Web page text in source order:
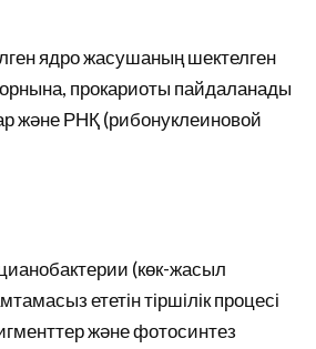
ядро жасушаның шектелген
прокариоты пайдаланады
және РНҚ (рибонуклеиновой
(көк-жасыл
ететін тіршілік процесі
және фотосинтез